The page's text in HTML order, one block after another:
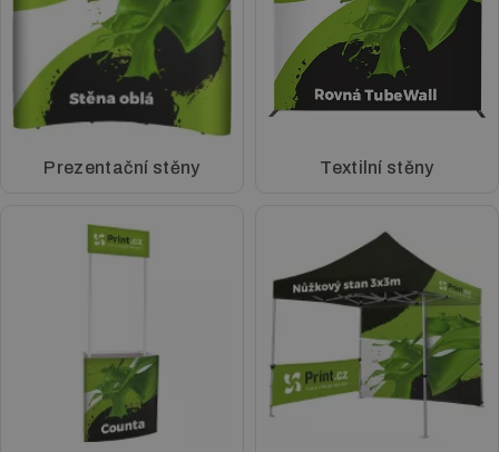
Vymezovače prostoru
Letákové systémy
Klip rámy
Potisk textilu
Digitální tisk
Tisk vizitek
Tisk katalogů a kalendářů
Prezentační stěny Textilní stěny